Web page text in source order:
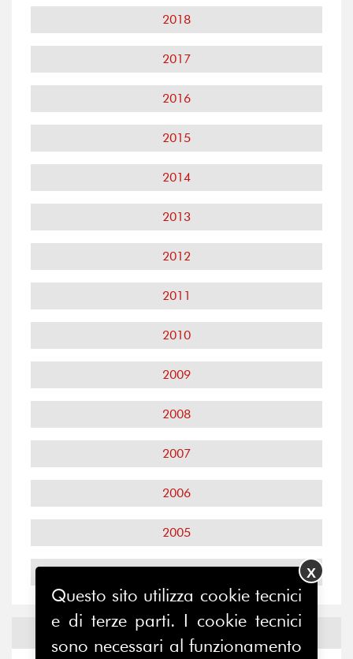
2018
2017
2016
2015
2014
2013
2012
2011
2010
2009
2008
2007
2006
2005
2004
Notizie ed
Questo sito utilizza cookie tecnici
e di terze parti. I cookie tecnici
sono necessari al funzionamento
X